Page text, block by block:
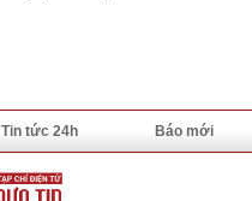
Tin tức 24h Báo mới